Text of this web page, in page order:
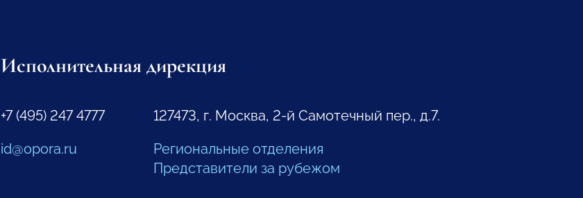
Исполнительная дирекция
+7 (495) 247 4777
id@opora.ru
127473, г. Москва, 2-й Самотечный пер., д.7.
Региональные отделения
Представители за рубежом